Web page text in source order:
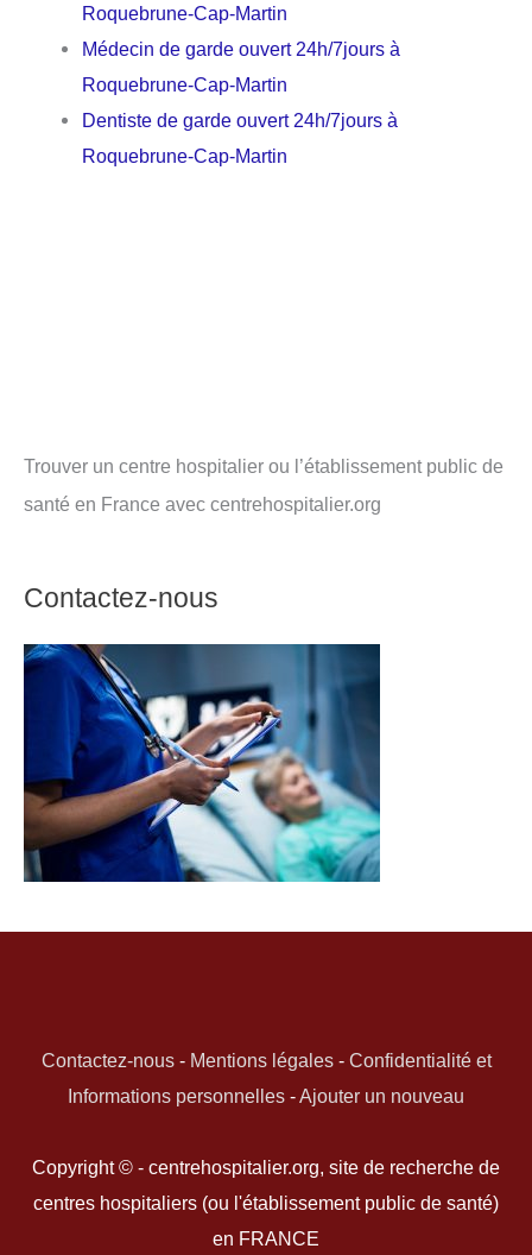
Roquebrune-Cap-Martin
Médecin de garde ouvert 24h/7jours à
Roquebrune-Cap-Martin
Dentiste de garde ouvert 24h/7jours à
Roquebrune-Cap-Martin
Trouver un centre hospitalier ou l’établissement public de
santé en France avec centrehospitalier.org
Contactez-nous
Contactez-nous- Mentions légales- Confidentialité et
Informations personnelles -Ajouter un nouveau
Copyright © - centrehospitalier.org, site de recherche de
centres hospitaliers (ou l'établissement public de santé)
en FRANCE